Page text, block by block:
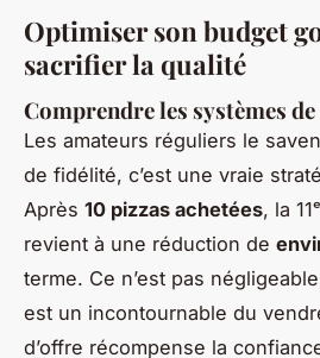
Optimiser son budget
sacrifier la qualité
Comprendre les systèmes
Les amateurs réguliers le
de fidélité, c’est une vraie
Après 10 pizzas achetées, la
revient à une réduction de
terme. Ce n’est pas
est un incontournable du
d’offre récompense la